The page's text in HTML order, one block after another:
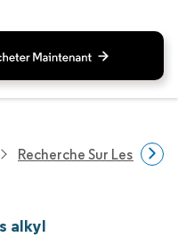
Recherche Sur Les
alkyl